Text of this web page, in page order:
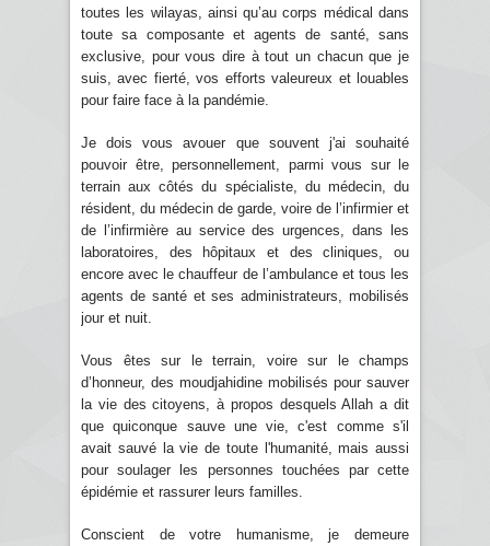
toutes les wilayas, ainsi qu’au corps médical dans
toute sa composante et agents de santé, sans
exclusive, pour vous dire à tout un chacun que je
suis, avec fierté, vos efforts valeureux et louables
pour faire face à la pandémie.
Je dois vous avouer que souvent j'ai souhaité
pouvoir être, personnellement, parmi vous sur le
terrain aux côtés du spécialiste, du médecin, du
résident, du médecin de garde, voire de l’infirmier et
de l’infirmière au service des urgences, dans les
laboratoires, des hôpitaux et des cliniques, ou
encore avec le chauffeur de l’ambulance et tous les
agents de santé et ses administrateurs, mobilisés
jour et nuit.
Vous êtes sur le terrain, voire sur le champs
d’honneur, des moudjahidine mobilisés pour sauver
la vie des citoyens, à propos desquels Allah a dit
que quiconque sauve une vie, c'est comme s'il
avait sauvé la vie de toute l'humanité, mais aussi
pour soulager les personnes touchées par cette
épidémie et rassurer leurs familles.
Conscient de votre humanisme, je demeure